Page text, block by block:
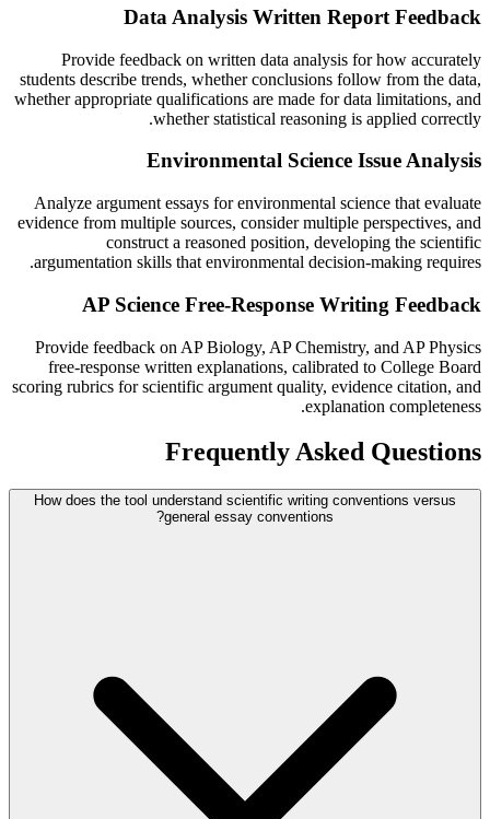
Data Analysis Written Report Feedback
Provide feedback on written data analysis for how accurately
students describe trends, whether conclusions follow from the data,
whether appropriate qualifications are made for data limitations, and
whether statistical reasoning is applied correctly.
Environmental Science Issue Analysis
Analyze argument essays for environmental science that evaluate
evidence from multiple sources, consider multiple perspectives, and
construct a reasoned position, developing the scientific
argumentation skills that environmental decision-making requires.
AP Science Free-Response Writing Feedback
Provide feedback on AP Biology, AP Chemistry, and AP Physics
free-response written explanations, calibrated to College Board
scoring rubrics for scientific argument quality, evidence citation, and
explanation completeness.
Frequently Asked Questions
How does the tool understand scientific writing conventions versus
general essay conventions?